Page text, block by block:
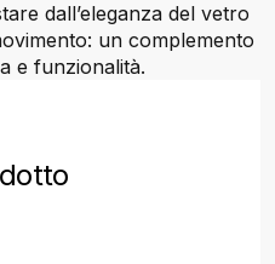
dall’eleganza del vetro
un complemento
e funzionalità.